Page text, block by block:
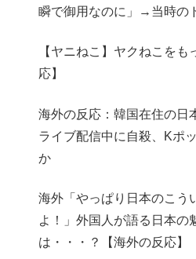
瞬で御用なのに」→当時の
【ヤニねこ】ヤクねこを
応】
海外の反応：韓国在住の日
ライブ配信中に自殺、Kポ
か
海外「やっぱり日本のこう
よ！」外国人が語る日本の
は・・・？【海外の反応】